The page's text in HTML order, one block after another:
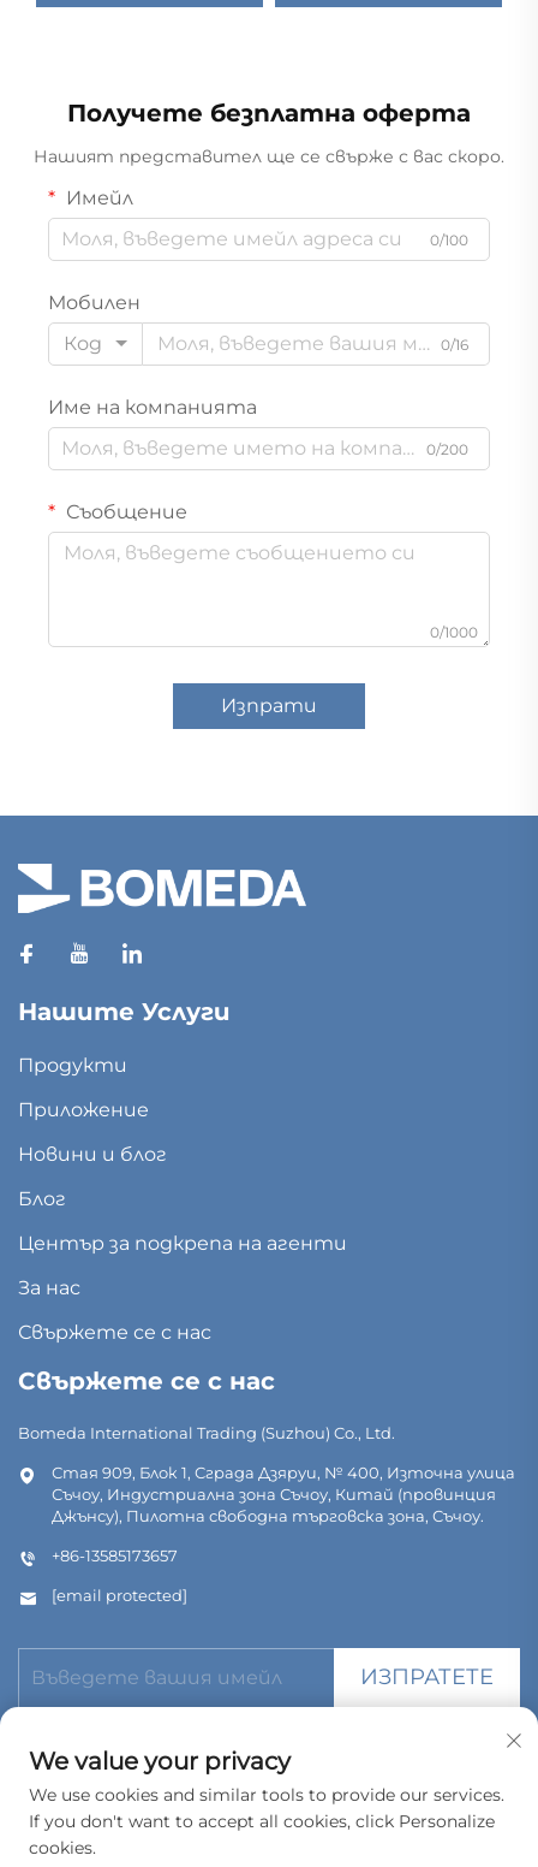
Получете безплатна оферта
Нашият представител ще се свърже с вас скоро.
Имейл
0/100
Мобилен
Код
0/16
Име на компанията
0/200
Съобщение
0/1000
Изпрати
Нашите Услуги
Продукти
Приложение
Новини и блог
Блог
Център за подкрепа на агенти
За нас
Свържете се с нас
Свържете се с нас
Bomeda International Trading (Suzhou) Co., Ltd.
Стая 909, Блок 1, Сграда Дзяруи, № 400, Източна улица
Съчоу, Индустриална зона Съчоу, Китай (провинция
Джънсу), Пилотна свободна търговска зона, Съчоу.
+86-13585173657
[email protected]
ИЗПРАТЕТЕ
© Всички права запазени. Bomeda International Trading
We value your privacy
We use cookies and similar tools to provide our services.
If you don't want to accept all cookies, click Personalize
cookies.